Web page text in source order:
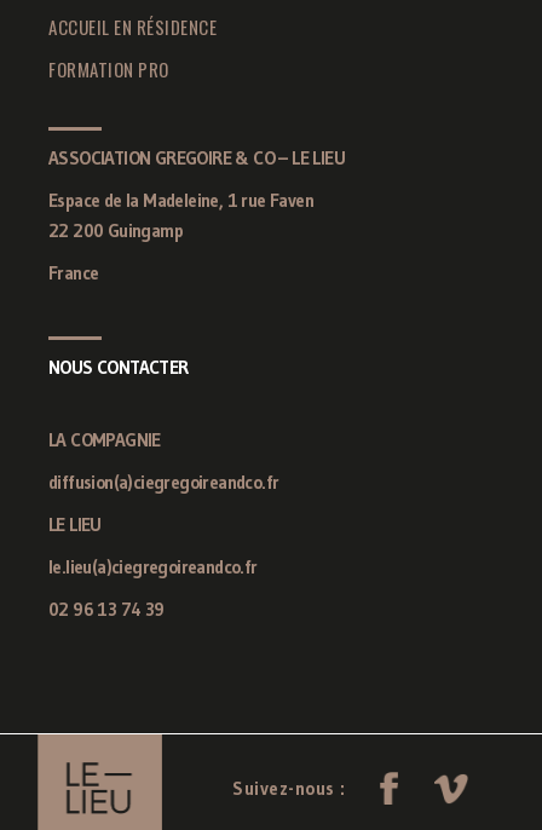
ACCUEIL EN RÉSIDENCE
FORMATION PRO
ASSOCIATION GREGOIRE & CO – LE LIEU
Espace de la Madeleine, 1 rue Faven
22 200 Guingamp
France
NOUS CONTACTER
LA COMPAGNIE
diffusion(a)ciegregoireandco.fr
LE LIEU
le.lieu(a)ciegregoireandco.fr
02 96 13 74 39
Suivez-nous :